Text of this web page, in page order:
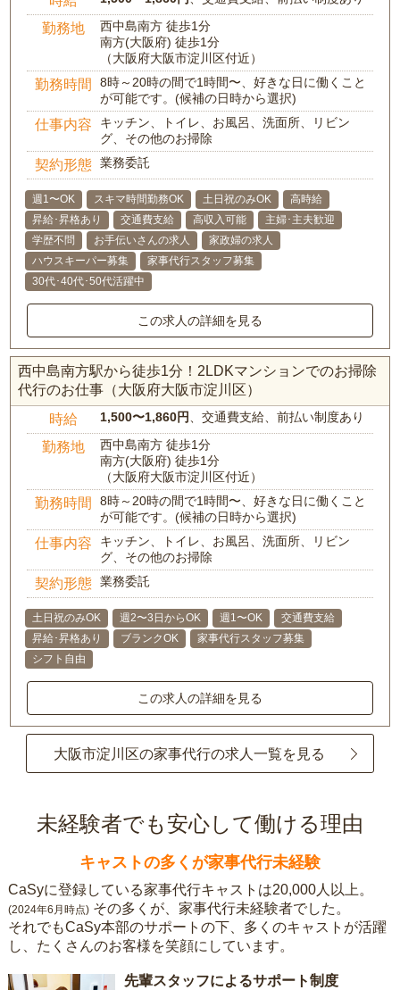
勤務地
西中島南方 徒歩1分
南方(大阪府) 徒歩1分
（大阪府大阪市淀川区付近）
勤務時間
8時～20時の間で1時間〜、好きな日に働くこと
が可能です。(候補の日時から選択)
仕事内容
キッチン、トイレ、お風呂、洗面所、リビン
グ、その他のお掃除
契約形態 業務委託
週1〜OK スキマ時間勤務OK 土日祝のみOK
高時給
昇給･昇格あり
交通費支給 高収入可能
主婦･主夫歓迎
学歴不問
お手伝いさんの求人
家政婦の求人
ハウスキーパー募集
家事代行スタッフ募集
30代･40代･50代活躍中
この求人の詳細を見る
西中島南方駅から徒歩1分！2LDKマンションでのお掃除
代行のお仕事（大阪府大阪市淀川区）
時給 1,500〜1,860円 、交通費支給、前払い制度あり
勤務地
西中島南方 徒歩1分
南方(大阪府) 徒歩1分
（大阪府大阪市淀川区付近）
勤務時間
8時～20時の間で1時間〜、好きな日に働くこと
が可能です。(候補の日時から選択)
仕事内容
キッチン、トイレ、お風呂、洗面所、リビン
グ、その他のお掃除
契約形態 業務委託
土日祝のみOK 週2〜3日からOK 週1〜OK
交通費支給
昇給･昇格あり
ブランクOK
家事代行スタッフ募集
シフト自由
この求人の詳細を見る
大阪市淀川区の家事代行の求人一覧を見る
未経験者でも安心して働ける理由
キャストの多くが家事代行未経験
CaSyに登録している家事代行キャストは20,000人以上。
(2024年6月時点) その多くが、家事代行未経験者でした。
それでもCaSy本部のサポートの下、多くのキャストが活躍
し、たくさんのお客様を笑顔にしています。
先輩スタッフによるサポート制度